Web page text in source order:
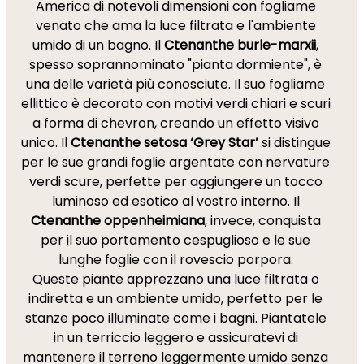
America di notevoli dimensioni con fogliame
venato che ama la luce filtrata e l'ambiente
umido di un bagno. IlCtenanthe burle-marxii,
spesso soprannominato "pianta dormiente", è
una delle varietà più conosciute. Il suo fogliame
ellittico è decorato con motivi verdi chiari e scuri
a forma di chevron, creando un effetto visivo
unico. IlCtenanthe setosa ‘Grey Star’si distingue
per le sue grandi foglie argentate con nervature
verdi scure, perfette per aggiungere un tocco
luminoso ed esotico al vostro interno. Il
Ctenanthe oppenheimiana, invece, conquista
per il suo portamento cespuglioso e le sue
lunghe foglie con il rovescio porpora.
Queste piante apprezzano una luce filtrata o
indiretta e un ambiente umido, perfetto per le
stanze poco illuminate come i bagni. Piantatele
in un terriccio leggero e assicuratevi di
mantenere il terreno leggermente umido senza